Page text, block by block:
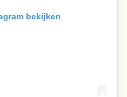
bekijken